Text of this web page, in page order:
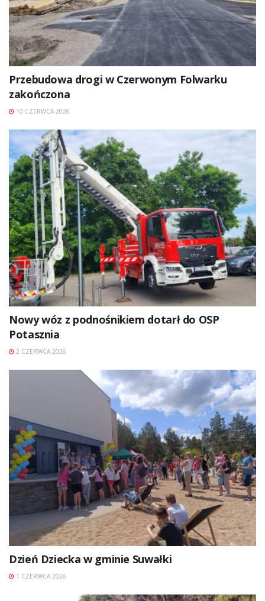
Przebudowa drogi w Czerwonym Folwarku
zakończona
10 CZERWCA 2026
Nowy wóz z podnośnikiem dotarł do OSP
Potasznia
2 CZERWCA 2026
Dzień Dziecka w gminie Suwałki
1 CZERWCA 2026